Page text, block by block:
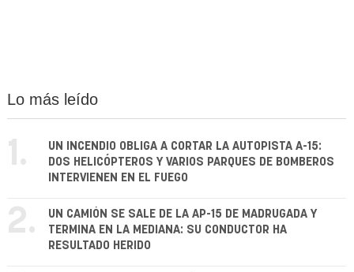
Lo más leído
1.
UN INCENDIO OBLIGA A CORTAR LA AUTOPISTA A-15:
DOS HELICÓPTEROS Y VARIOS PARQUES DE BOMBEROS
INTERVIENEN EN EL FUEGO
2.
UN CAMIÓN SE SALE DE LA AP-15 DE MADRUGADA Y
TERMINA EN LA MEDIANA: SU CONDUCTOR HA
RESULTADO HERIDO